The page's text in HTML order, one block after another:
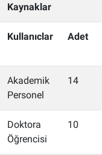
Kaynaklar
Kullanıclar Adet
Akademik
Personel
14
Doktora
Öğrencisi
10